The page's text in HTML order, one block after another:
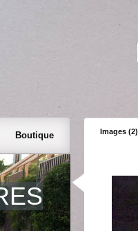
Images (2)
Boutique